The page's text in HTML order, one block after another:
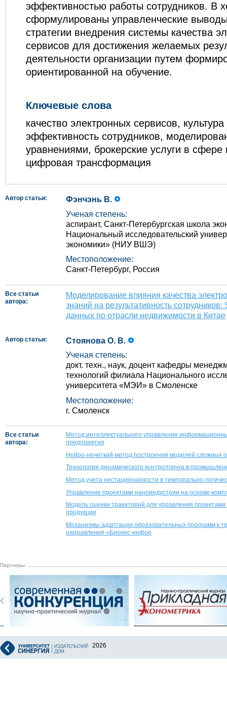
эффективностью работы сотрудников. В
сформулированы управленческие
стратегии внедрения системы качества
сервисов для достижения желаемых
деятельности организации путем
ориентированной на обучение.
Ключевые слова
качество электронных сервисов,
эффективность сотрудников,
уравнениями, брокерские услуги в
цифровая трансформация
Автор статьи:
Фэнчэнь В.
Ученая степень:
аспирант, Санкт-Петербургская школа
Национальный исследовательский
экономики» (НИУ ВШЭ)
Местоположение:
Санкт-Петербург, Россия
Все статьи
автора:
Моделирование влияния качества
знаний на результативность
данных по отрасли недвижимости в Китае
Автор статьи:
Стоянова О. В.
Ученая степень:
докт. техн., наук, доцент кафедры
технологий филиала Национального
университета «МЭИ» в Смоленске
Местоположение:
г. Смоленск
Все статьи
автора:
Метод интеллектуального управления
предприятия
Нейро-нечеткий метод построения моделей сложных
Технология динамического контроллинга в
Метод учета нестационарности в темпорально-
Управление проектами наноиндустрии на основе
Модель оценки траекторий для управления
продукции
Механизмы адаптации образовательных программ к
направления «Бизнес-инфор
Партнеры
2026